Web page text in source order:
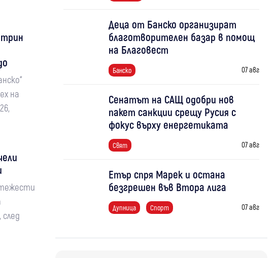
на
Деца от Банско организират
благотворителен базар в помощ
на Благовест
Банско 07 авг
Сенатът на САЩ одобри нов
пакет санкции срещу Русия с
фокус върху енергетиката
Свят 07 авг
Етър спря Марек и остана
безгрешен във Втора лига
Дупница Спорт 07 авг